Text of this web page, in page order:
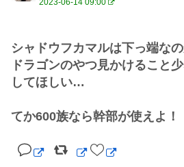
2023-06-14 09:00
シャドウフカマルは下っ端な
ドラゴンのやつ見かけること
してほしい…
てか600族なら幹部が使えよ！